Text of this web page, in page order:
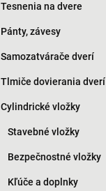
Tesnenia na dvere
Pánty, závesy
Samozatvárače dverí
Tlmiče dovierania dverí
Cylindrické vložky
Stavebné vložky
Bezpečnostné vložky
Kľúče a doplnky